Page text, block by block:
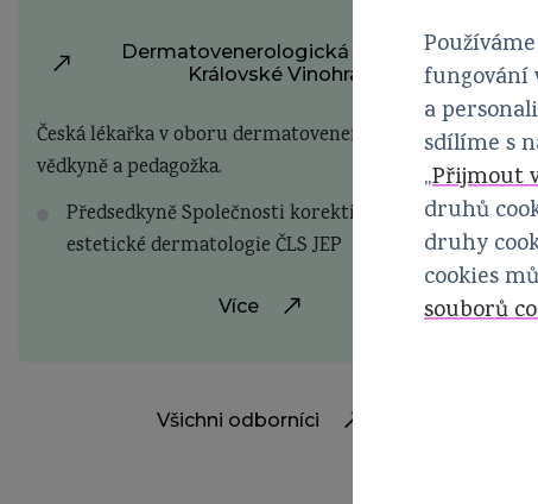
Dermatovenerologická klinika FN
Královské Vinohrady
Česká lékařka v oboru dermatovenerologie,
vědkyně a pedagožka.
Předsedkyně Společnosti korektivní a
estetické dermatologie ČLS JEP
Více
Všichni odborníci
fungování
a
sdílíme s
„Přijmout
druhů
druhy
cookies
souborů